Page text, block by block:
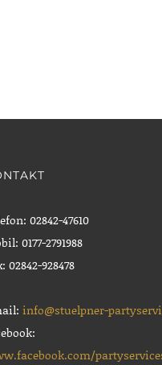
02842-47610
0177-2791988
02842-928478
info@stuelpner-